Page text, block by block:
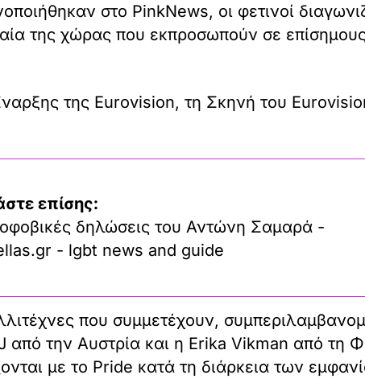
στο PinkNews, οι φετινοί
της χώρας που εκπροσωπούν σε
της Eurovision, τη Σκηνή του
επίσης:
δηλώσεις του Αντώνη Σαμαρά -
- lgbt news and guide
που συμμετέχουν,
την Αυστρία και η Erika Vikman από τη
με το Pride κατά τη διάρκεια των